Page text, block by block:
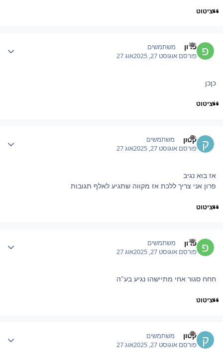
ציטוט
פרון משתמשים
פורסםאוגוסט 27, 2025 אוג 27
כןכן
ציטוט
קטון משתמשים
פורסםאוגוסט 27, 2025 אוג 27
אז בוא נגיב
פרון אני צריך ללכת אז מקווה שתגיע לאלף תגובות
ציטוט
פרון משתמשים
פורסםאוגוסט 27, 2025 אוג 27
חחח סגור אחי מתיישהו נגיע בע"ה
ציטוט
קטון משתמשים
פורסםאוגוסט 27, 2025 אוג 27